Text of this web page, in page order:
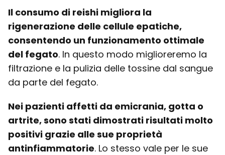
Il consumo di reishi migliora la
rigenerazione delle cellule epatiche,
consentendo un funzionamento ottimale
del fegato. In questo modo miglioreremo la
filtrazione e la pulizia delle tossine dal sangue
da parte del fegato.
Nei pazienti affetti da emicrania, gotta o
artrite, sono stati dimostrati risultati molto
positivi grazie alle sue proprietà
antinfiammatorie. Lo stesso vale per le sue